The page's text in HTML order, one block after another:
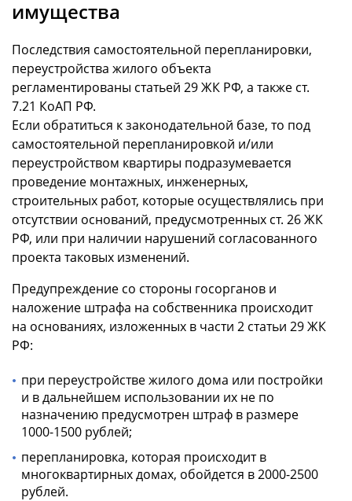
имущества
Последствия самостоятельной перепланировки,
переустройства жилого объекта
регламентированы статьей 29 ЖК РФ, а также ст.
7.21 КоАП РФ.
Если обратиться к законодательной базе, то под
самостоятельной перепланировкой и/или
переустройством квартиры подразумевается
проведение монтажных, инженерных,
строительных работ, которые осуществлялись при
отсутствии оснований, предусмотренных ст. 26 ЖК
РФ, или при наличии нарушений согласованного
проекта таковых изменений.
Предупреждение со стороны госорганов и
наложение штрафа на собственника происходит
на основаниях, изложенных в части 2 статьи 29 ЖК
РФ:
при переустройстве жилого дома или постройки
и в дальнейшем использовании их не по
назначению предусмотрен штраф в размере
1000-1500 рублей;
перепланировка, которая происходит в
многоквартирных домах, обойдется в 2000-2500
рублей.